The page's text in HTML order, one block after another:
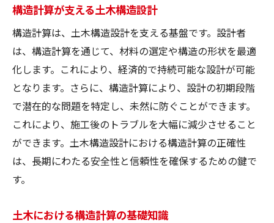
構造計算が支える土木構造設計
構造計算は、土木構造設計を支える基盤です。設計者
は、構造計算を通じて、材料の選定や構造の形状を最適
化します。これにより、経済的で持続可能な設計が可能
となります。さらに、構造計算により、設計の初期段階
で潜在的な問題を特定し、未然に防ぐことができます。
これにより、施工後のトラブルを大幅に減少させること
ができます。土木構造設計における構造計算の正確性
は、長期にわたる安全性と信頼性を確保するための鍵で
す。
土木における構造計算の基礎知識